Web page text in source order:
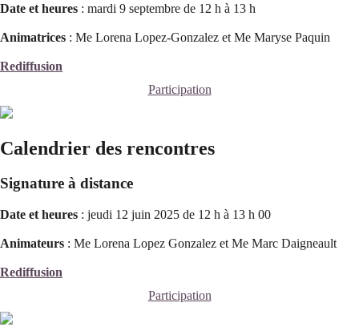
Date et heures : mardi 9 septembre de 12 h à 13 h
Animatrices : Me Lorena Lopez-Gonzalez et Me Maryse Paquin
Rediffusion
Participation
Calendrier des rencontres
Signature à distance
Date et heures : jeudi 12 juin 2025 de 12 h à 13 h 00
Animateurs : Me Lorena Lopez Gonzalez et Me Marc Daigneault
Rediffusion
Participation